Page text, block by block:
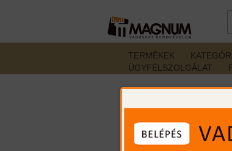
TERMÉKEK
ÜGYFÉLSZOLGÁLAT
Butler Creek